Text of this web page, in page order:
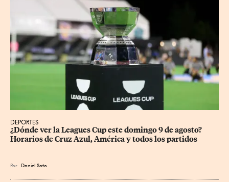
DEPORTES
¿Dónde ver la Leagues Cup este domingo 9 de agosto?
Horarios de Cruz Azul, América y todos los partidos
Por Daniel Soto